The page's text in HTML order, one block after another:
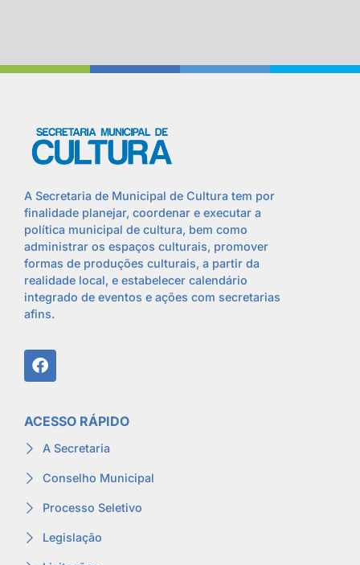
A Secretaria de Municipal de Cultura tem por
finalidade planejar, coordenar e executar a
política municipal de cultura, bem como
administrar os espaços culturais, promover
formas de produções culturais, a partir da
realidade local, e estabelecer calendário
integrado de eventos e ações com secretarias
afins.
ACESSO RÁPIDO
A Secretaria
Conselho Municipal
Processo Seletivo
Legislação